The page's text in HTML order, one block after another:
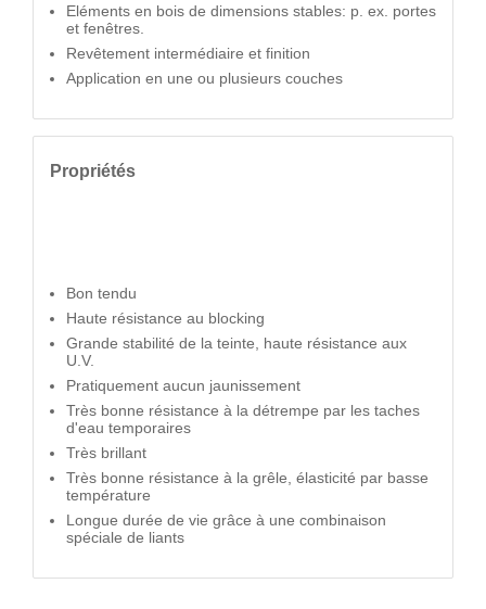
Eléments en bois de dimensions stables: p. ex. portes
et fenêtres.
Revêtement intermédiaire et finition
Application en une ou plusieurs couches
Propriétés
Bon tendu
Haute résistance au blocking
Grande stabilité de la teinte, haute résistance aux
U.V.
Pratiquement aucun jaunissement
Très bonne résistance à la détrempe par les taches
d'eau temporaires
Très brillant
Très bonne résistance à la grêle, élasticité par basse
température
Longue durée de vie grâce à une combinaison
spéciale de liants